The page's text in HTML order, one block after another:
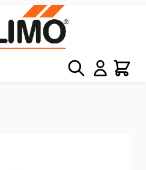
Søg Kurv